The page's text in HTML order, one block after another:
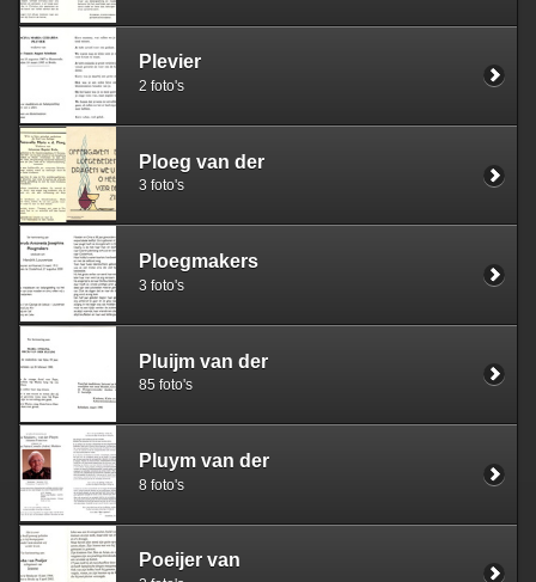
Plevier
2 foto's
Ploeg van der
3 foto's
Ploegmakers
3 foto's
Pluijm van der
85 foto's
Pluym van der
8 foto's
Poeijer van